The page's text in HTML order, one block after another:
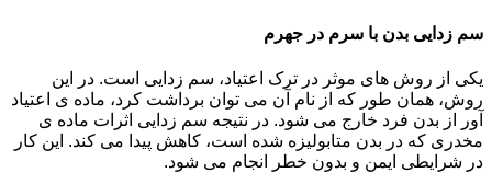
سم زدایی بدن با سرم در جهرم
یکی از روش های موثر در ترک اعتیاد، سم زدایی است. در این
روش، همان طور که از نام آن می توان برداشت کرد، ماده ی اعتیاد
آور از بدن فرد خارج می شود. در نتیجه سم زدایی اثرات ماده ی
مخدری که در بدن متابولیزه شده است، کاهش پیدا می کند. این کار
در شرایطی ایمن و بدون خطر انجام می شود.